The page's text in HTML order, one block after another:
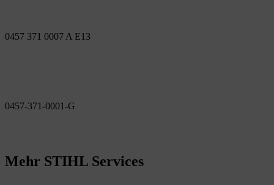
0457 371 0007 A E13
0457-371-0001-G
Mehr STIHL Services